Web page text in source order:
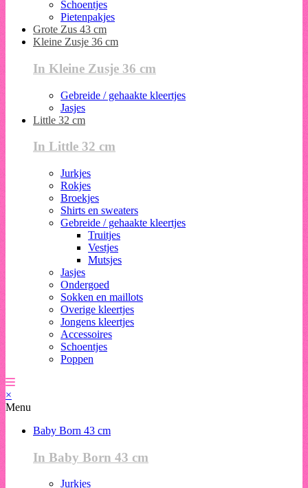
Schoentjes
Pietenpakjes
Grote Zus 43 cm
Kleine Zusje 36 cm
In Kleine Zusje 36 cm
Gebreide / gehaakte kleertjes
Jasjes
Little 32 cm
In Little 32 cm
Jurkjes
Rokjes
Broekjes
Shirts en sweaters
Gebreide / gehaakte kleertjes
Truitjes
Vestjes
Mutsjes
Jasjes
Ondergoed
Sokken en maillots
Overige kleertjes
Jongens kleertjes
Accessoires
Schoentjes
Poppen
×
Menu
Baby Born 43 cm
In Baby Born 43 cm
Jurkjes